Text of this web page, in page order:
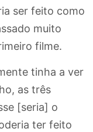
ser feito como
muito
filme.
tinha a ver
as três
[seria] o
ter feito